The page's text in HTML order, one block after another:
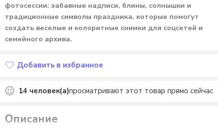
фотосессии: забавные надписи, блины, солнышки и
традиционные символы праздника, которые помогут
создать веселые и колоритные снимки для соцсетей и
семейного архива.
Добавить в избранное
14 человек(а)просматривают этот товар прямо сейчас
Описание